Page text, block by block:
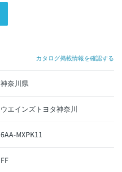
カタログ掲載情報を確認する
神奈川県
ウエインズトヨタ神奈川
6AA-MXPK11
FF